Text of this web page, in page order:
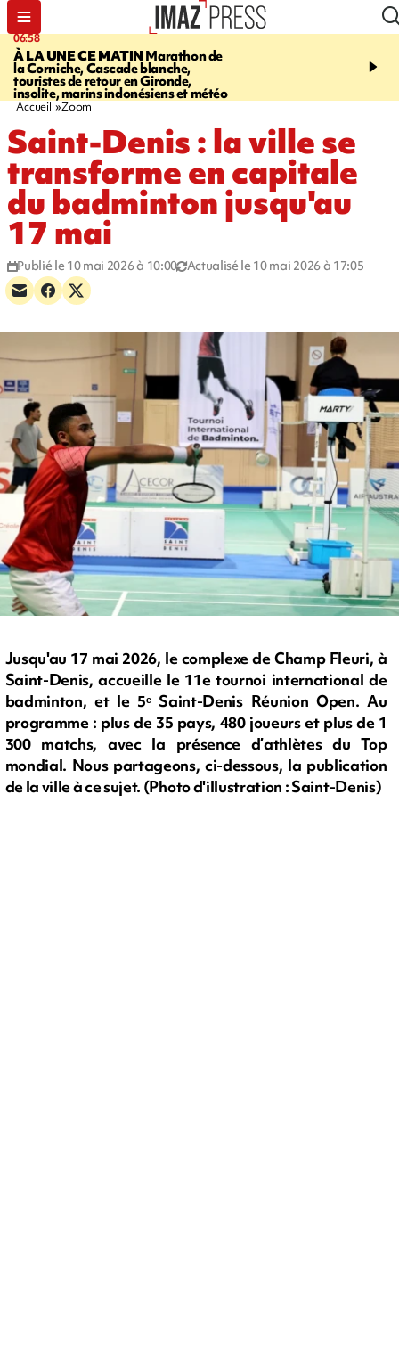
06:58
À LA UNE CE MATIN Marathon de
la Corniche, Cascade blanche,
touristes de retour en Gironde,
insolite, marins indonésiens et météo
09:14
touristes au Porge,
Accueil Zoom
Saint-Denis : la ville se
transforme en capitale
du badminton jusqu'au
17 mai
Publié le 10 mai 2026 à 10:00 Actualisé le 10 mai 2026 à 17:05
Jusqu'au 17 mai 2026, le complexe de Champ Fleuri, à
Saint-Denis, accueille le 11e tournoi international de
badminton, et le 5ᵉ Saint-Denis Réunion Open. Au
programme : plus de 35 pays, 480 joueurs et plus de 1
300 matchs, avec la présence d’athlètes du Top
mondial. Nous partageons, ci-dessous, la publication
de la ville à ce sujet. (Photo d'illustration : Saint-Denis)